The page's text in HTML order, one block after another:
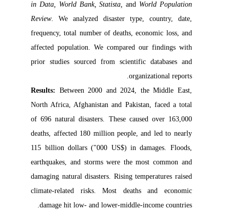
in Data, World Bank, Statista,andWorld Population
Review
. We analyzed disaster type, country, date,
frequency, total number of deaths, economic loss, and
affected population. We compared our findings with
prior studies sourced from scientific databases and
organizational reports.
Results:Between 2000 and 2024, the Middle East,
North Africa, Afghanistan and Pakistan, faced a total
of 696 natural disasters. These caused over 163,000
deaths, affected 180 million people, and led to nearly
115 billion dollars ("000 US$) in damages. Floods,
earthquakes, and storms were the most common and
damaging natural disasters. Rising temperatures raised
climate-related risks. Most deaths and economic
damage hit low- and lower-middle-income countries.